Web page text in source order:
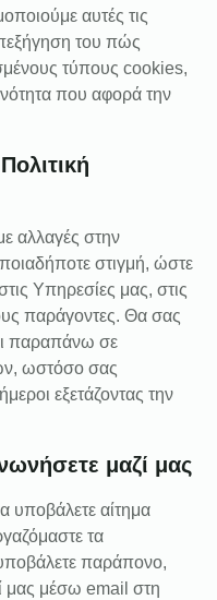
αυτές τις
του πώς
τύπους cookies,
που αφορά την
αλλαγές στην
στιγμή, ώστε
Υπηρεσίες μας, στις
παράγοντες. Θα σας
παραπάνω σε
ωστόσο σας
εξετάζοντας την
μαζί μας
υποβάλετε αίτημα
τα
παράπονο,
μας μέσω email στη